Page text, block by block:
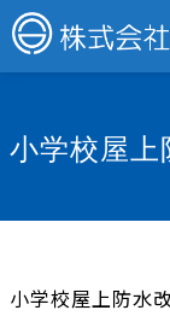
小学校屋上
小学校屋上防水